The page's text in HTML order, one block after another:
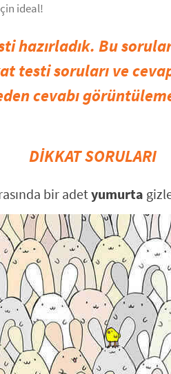
ideal!
Bu
testi soruları ve
cevabı
DİKKAT SORULARI
bir adetyumurta